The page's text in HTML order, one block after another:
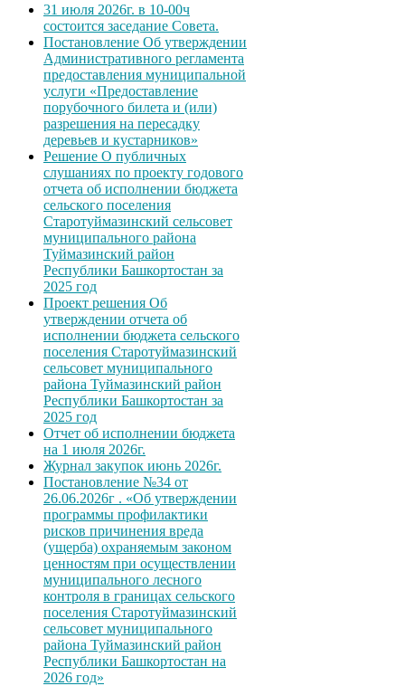
31 июля 2026г. в 10-00ч
состоится заседание Совета.
Постановление Об утверждении
Административного регламента
предоставления муниципальной
услуги «Предоставление
порубочного билета и (или)
разрешения на пересадку
деревьев и кустарников»
Решение О публичных
слушаниях по проекту годового
отчета об исполнении бюджета
сельского поселения
Старотуймазинский сельсовет
муниципального района
Туймазинский район
Республики Башкортостан за
2025 год
Проект решения Об
утверждении отчета об
исполнении бюджета сельского
поселения Старотуймазинский
сельсовет муниципального
района Туймазинский район
Республики Башкортостан за
2025 год
Отчет об исполнении бюджета
на 1 июля 2026г.
Журнал закупок июнь 2026г.
Постановление №34 от
26.06.2026г . «Об утверждении
программы профилактики
рисков причинения вреда
(ущерба) охраняемым законом
ценностям при осуществлении
муниципального лесного
контроля в границах сельского
поселения Старотуймазинский
сельсовет муниципального
района Туймазинский район
Республики Башкортостан на
2026 год»